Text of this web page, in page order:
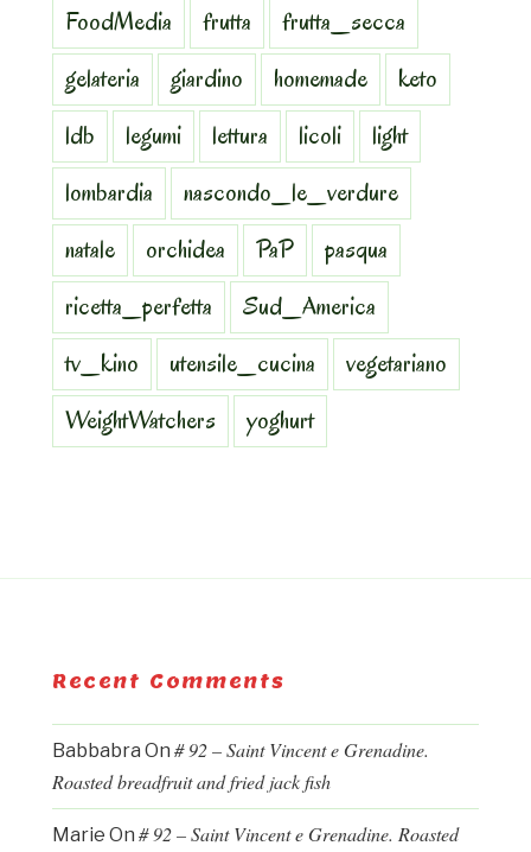
FoodMedia
frutta
frutta_secca
gelateria
giardino homemade
keto
ldb
legumi lettura licoli
light
lombardia
nascondo_le_verdure
natale
orchidea PaP
pasqua
ricetta_perfetta
Sud_America
tv_kino
utensile_cucina
vegetariano
WeightWatchers
yoghurt
Recent Comments
Babbabra On # 92 – Saint Vincent e Grenadine.
Roasted breadfruit and fried jack fish
Marie On # 92 – Saint Vincent e Grenadine. Roasted